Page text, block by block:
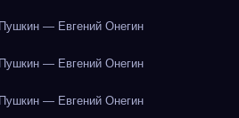
— Евгений Онегин
— Евгений Онегин
— Евгений Онегин